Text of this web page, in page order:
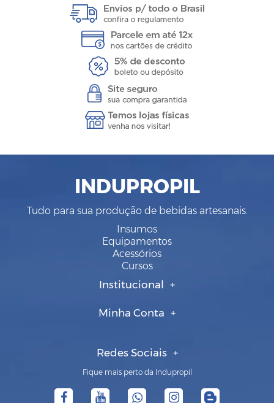
INDUPROPIL
Tudo para sua produção de bebidas artesanais.
Insumos
Equipamentos
Acessórios
Cursos
Institucional
Minha Conta
Redes Sociais
Fique mais perto da Indupropil